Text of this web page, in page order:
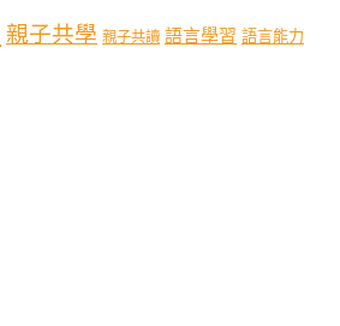
親子共學 親子共讀 語言學習 語言能力